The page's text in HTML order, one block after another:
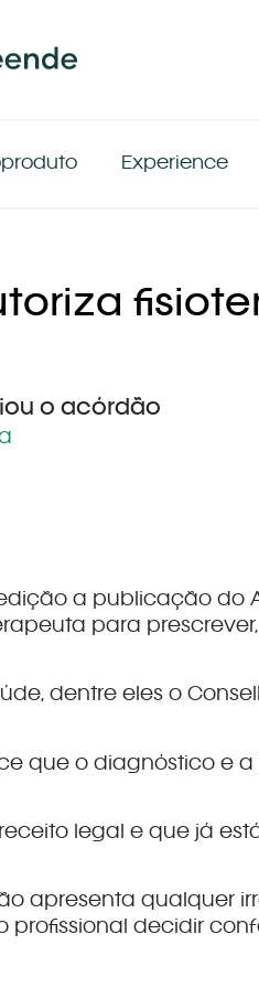
Experience
o acórdão
a publicação do
para
dentre eles o
que o diagnóstico e
legal e que já
apresenta qualquer
decidir